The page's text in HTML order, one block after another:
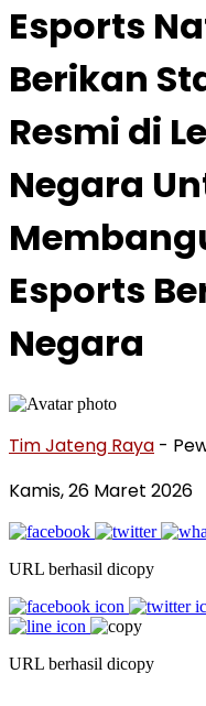
Esports
Berikan
Resmi di
Negara
Esports
Negara
Tim Jateng Raya -
Kamis, 26 Maret 2026
URL berhasil dicopy
URL berhasil dicopy